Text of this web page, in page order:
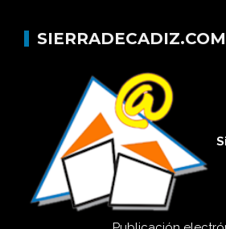
SIERRADECADIZ.COM